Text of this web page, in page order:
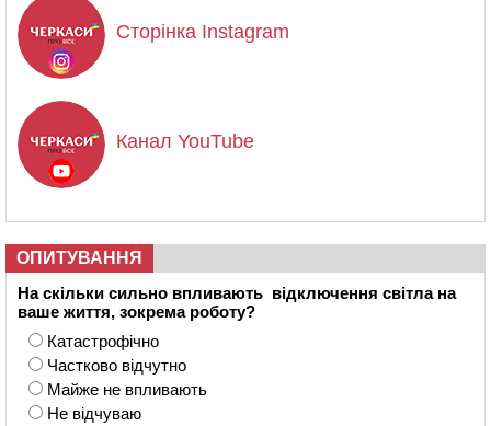
Сторінка Instagram
Канал YouTube
ОПИТУВАННЯ
На скільки сильно впливають відключення світла на
ваше життя, зокрема роботу?
Катастрофічно
Частково відчутно
Майже не впливають
Не відчуваю